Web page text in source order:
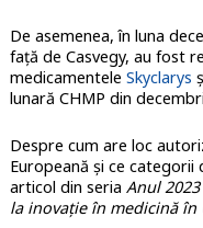
De asemenea, în luna
faţă de Casvegy, au fost
medicamentele Skyclarys
lunară CHMP din
Despre cum are loc
Europeană și ce
articol din seria Anul
la inovaţie în medicină în